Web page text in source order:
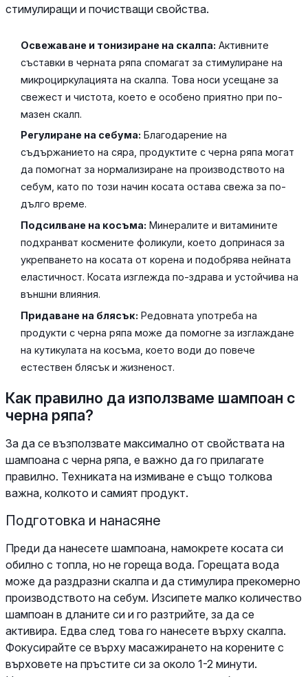
стимулиращи и почистващи свойства.
Освежаване и тонизиране на скалпа: Активните
съставки в черната ряпа спомагат за стимулиране на
микроциркулацията на скалпа. Това носи усещане за
свежест и чистота, което е особено приятно при по-
мазен скалп.
Регулиране на себума: Благодарение на
съдържанието на сяра, продуктите с черна ряпа могат
да помогнат за нормализиране на производството на
себум, като по този начин косата остава свежа за по-
дълго време.
Подсилване на косъма: Минералите и витамините
подхранват космените фоликули, което допринася за
укрепването на косата от корена и подобрява нейната
еластичност. Косата изглежда по-здрава и устойчива на
външни влияния.
Придаване на блясък: Редовната употреба на
продукти с черна ряпа може да помогне за изглаждане
на кутикулата на косъма, което води до повече
естествен блясък и жизненост.
Как правилно да използваме шампоан с
черна ряпа?
За да се възползвате максимално от свойствата на
шампоана с черна ряпа, е важно да го прилагате
правилно. Техниката на измиване е също толкова
важна, колкото и самият продукт.
Подготовка и нанасяне
Преди да нанесете шампоана, намокрете косата си
обилно с топла, но не гореща вода. Горещата вода
може да раздразни скалпа и да стимулира прекомерно
производството на себум. Изсипете малко количество
шампоан в дланите си и го разтрийте, за да се
активира. Едва след това го нанесете върху скалпа.
Фокусирайте се върху масажирането на корените с
върховете на пръстите си за около 1-2 минути.